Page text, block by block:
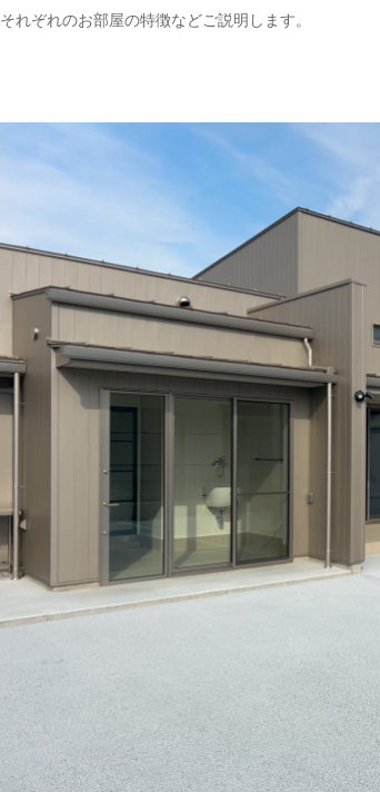
それぞれのお部屋の特徴などご説明します。